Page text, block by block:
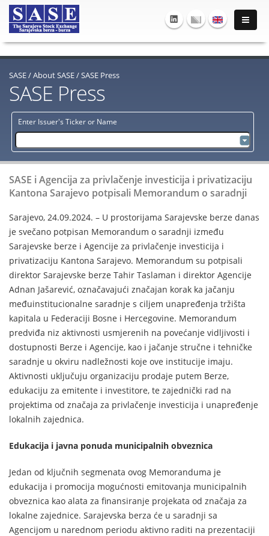
SASE/About SASE/SASE Press
Enter Issuer's Ticker or Name
SASE Press
SASE i Agencija za privlačenje investicija i privatizaciju
Kantona Sarajevo potpisali Memorandum o saradnji
Sarajevo, 24.09.2024. – U prostorijama Sarajevske berze danas
je svečano potpisan Memorandum o saradnji između
Sarajevske berze i Agencije za privlačenje investicija i
privatizaciju Kantona Sarajevo. Memorandum su potpisali
direktor Sarajevske berze Tahir Taslaman i direktor Agencije
Adnan Jašarević, označavajući značajan korak ka jačanju
međuinstitucionalne saradnje s ciljem unapređenja tržišta
kapitala u Federaciji Bosne i Hercegovine. Memorandum
predviđa niz aktivnosti usmjerenih na povećanje vidljivosti i
dostupnosti Berze i Agencije, kao i jačanje stručne i tehničke
saradnje u okviru nadležnosti koje ove institucije imaju.
Aktivnosti uključuju organizaciju prodaje putem Berze,
edukaciju za emitente i investitore, te zajednički rad na
projektima od značaja za privlačenje investicija i unapređenje
lokalnih zajednica.
Edukacija i javna ponuda municipalnih obveznica
Jedan od ključnih segmenata ovog Memoranduma je
edukacija i promocija mogućnosti emitovanja municipalnih
obveznica kao alata za finansiranje projekata od značaja za
lokalne zajednice. Sarajevska berza će u saradnji sa
Agencijom u narednom periodu aktivno raditi na prezentaciji